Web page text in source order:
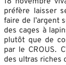
préfère laisser
faire de l’argent
des cages à
plutôt que de
par le CROUS.
des ultras riches